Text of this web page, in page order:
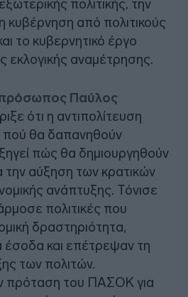
πολιτικής, την
κυβέρνηση από πολιτικούς
το κυβερνητικό έργο
εκλογικής αναμέτρησης.
Παύλος
ότι η αντιπολίτευση
πού θα δαπανηθούν
πώς θα δημιουργηθούν
την αύξηση των κρατικών
ανάπτυξης. Τόνισε
πολιτικές που
δραστηριότητα,
και επέτρεψαν τη
των πολιτών.
πρόταση του ΠΑΣΟΚ για